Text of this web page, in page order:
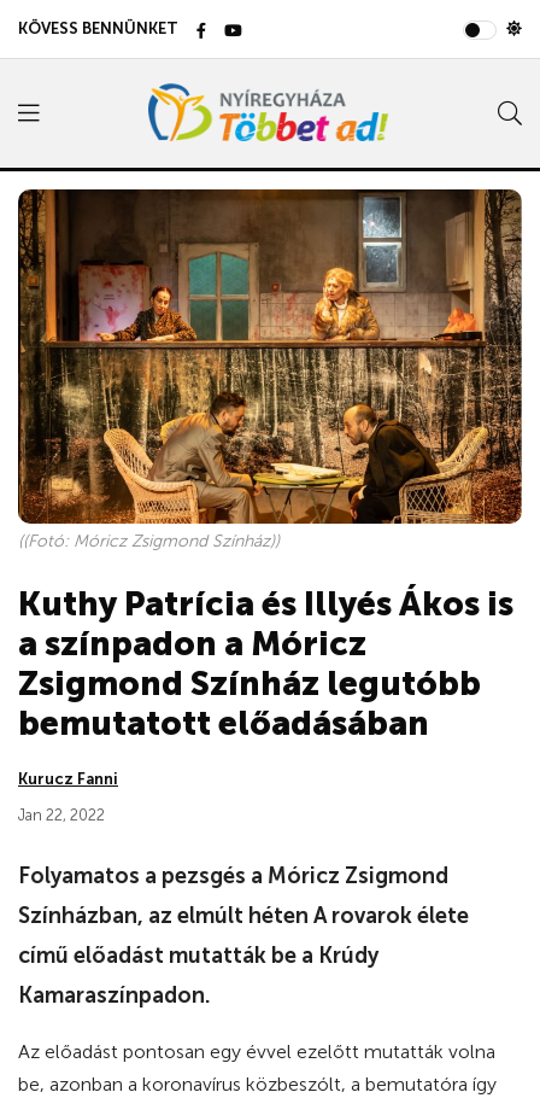
KÖVESS BENNÜNKET
((Fotó: Móricz Zsigmond Színház))
Kuthy Patrícia és Illyés Ákos is
a színpadon a Móricz
Zsigmond Színház legutóbb
bemutatott előadásában
Kurucz Fanni
Jan 22, 2022
Folyamatos a pezsgés a Móricz Zsigmond
Színházban, az elmúlt héten A rovarok élete
című előadást mutatták be a Krúdy
Kamaraszínpadon.
Az előadást pontosan egy évvel ezelőtt mutatták volna
be, azonban a koronavírus közbeszólt, a bemutatóra így